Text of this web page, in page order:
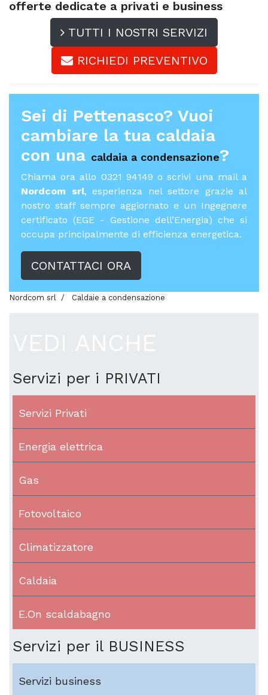
offerte dedicate a privati e business
TUTTI I NOSTRI SERVIZI
RICHIEDI PREVENTIVO
Sei di Pettenasco? Vuoi
cambiare la tua caldaia
con una caldaia a condensazione?
Chiama ora allo 0321 94149 o scrivi una mail a
Nordcom srl, esperienza nel settore grazie al
nostro staff sempre aggiornato e un Ingegnere
certificato (EGE - Gestione dell’Energia) che si
occupa principalmente di efficienza energetica.
CONTATTACI ORA
Nordcom srl Caldaie a condensazione
Servizi per i PRIVATI
Servizi Privati
Energia elettrica
Gas
Fotovoltaico
Climatizzatore
Caldaia
E.On scaldabagno
Servizi per il BUSINESS
Servizi business